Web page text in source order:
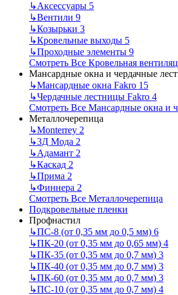
↳Аксессуары 5
↳Вентили 9
↳Козырьки 3
↳Кровельные выходы 5
↳Проходные элементы 9
Смотреть Все Кровельная
Мансардные окна и чердачные
↳Мансардные окна Fakro 15
↳Чердачные лестницы Fakro 4
Смотреть Все Мансардные окна и
Металлочерепица
↳Monterrey 2
↳3Д Мода 2
↳Адамант 2
↳Каскад 2
↳Прима 2
↳Финнера 2
Смотреть Все Металлочерепица
Подкровельные пленки
Профнастил
↳ПС-8 (от 0,35 мм до 0,5 мм) 6
↳ПК-20 (от 0,35 мм до 0,65 мм) 4
↳ПК-35 (от 0,35 мм до 0,7 мм) 3
↳ПК-40 (от 0,35 мм до 0,7 мм) 3
↳ПК-60 (от 0,35 мм до 0,7 мм) 3
↳ПС-10 (от 0,35 мм до 0,7 мм) 4